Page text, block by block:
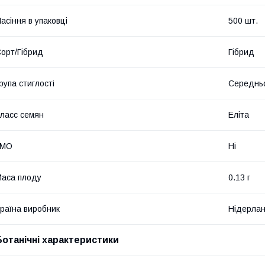
в упаковці 500 шт.
Гібрид Гібрид
стиглості
семян Еліта
Ні
плоду 0.13 г
виробник
характеристики